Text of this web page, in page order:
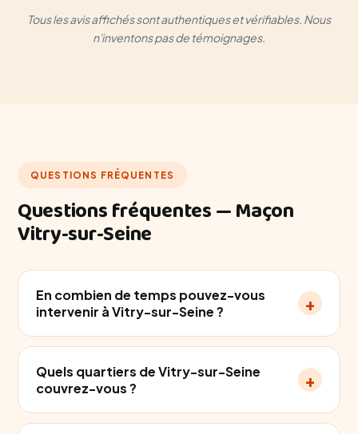
Tous les avis affichés sont authentiques et vérifiables. Nous
n'inventons pas de témoignages.
QUESTIONS FRÉQUENTES
Questions fréquentes — Maçon
Vitry-sur-Seine
En combien de temps pouvez-vous
intervenir à Vitry-sur-Seine ?
+
Quels quartiers de Vitry-sur-Seine
couvrez-vous ?
+